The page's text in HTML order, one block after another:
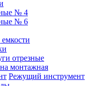
№ 4
№ 6
отрезные
монтажная
Режущий инструмент